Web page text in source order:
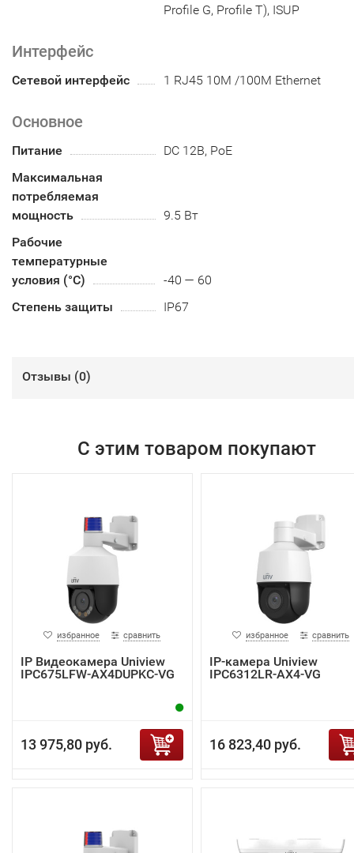
Profile G, Profile T), ISUP
Интерфейс
Сетевой интерфейс 1 RJ45 10M /100M Ethernet
Основное
Питание
DC 12В, PoE
Максимальная
потребляемая
мощность
9.5 Вт
Рабочие
температурные
условия (°С)
-40 — 60
Степень защиты
IP67
Отзывы (0)
С этим товаром покупают
избранное сравнить
IP Видеокамера Uniview
IPC675LFW-AX4DUPKC-VG
13 975,80 руб.
избранное сравнить
IP-камера Uniview
IPC6312LR-AX4-VG
16 823,40 руб.